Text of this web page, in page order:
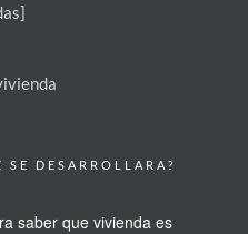
SE DESARROLLARA?
saber que vivienda es